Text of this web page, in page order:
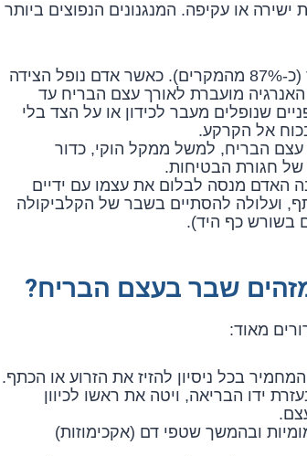
או עקיפה. המנגנונים הנפוצים ביותר
זהו המנגנון השכיח ביותר (כ-87% מהמקרים). כאשר אדם נופל הצידה
מועברת לאורך עצם הבריח עד
שנופלים מעבר לכידון או על הצד בלי
אל הקרקע.
עצם הבריח, למשל ממקל הוקי, כדור
של חגורת הבטיחות.
האדם מנסה לבלום את עצמו עם ידיים
ועלולה להסתיים בשבר של הקלביקולה
בשורש כף היד).
שבר בעצם הבריח?
מאוד:
בכל ניסיון להזיז את הזרוע או הכתף.
ידו הבריאה, ויטה את ראשו לכיוון
ובהמשך שטפי דם (אקכימוזות)